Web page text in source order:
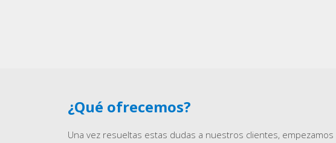
¿Qué ofrecemos?
Una vez resueltas estas dudas a nuestros clientes, empezamos